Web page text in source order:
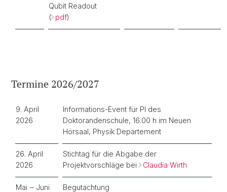
Qubit Readout
( pdf)
Termine 2026/2027
9. April
2026
Informations-Event für PI des
Doktorandenschule, 16.00 h im Neuen
Hörsaal, Physik Departement
26. April
2026
Stichtag für die Abgabe der
Projektvorschläge bei
Claudia Wirth
Mai ‒ Juni Begutachtung